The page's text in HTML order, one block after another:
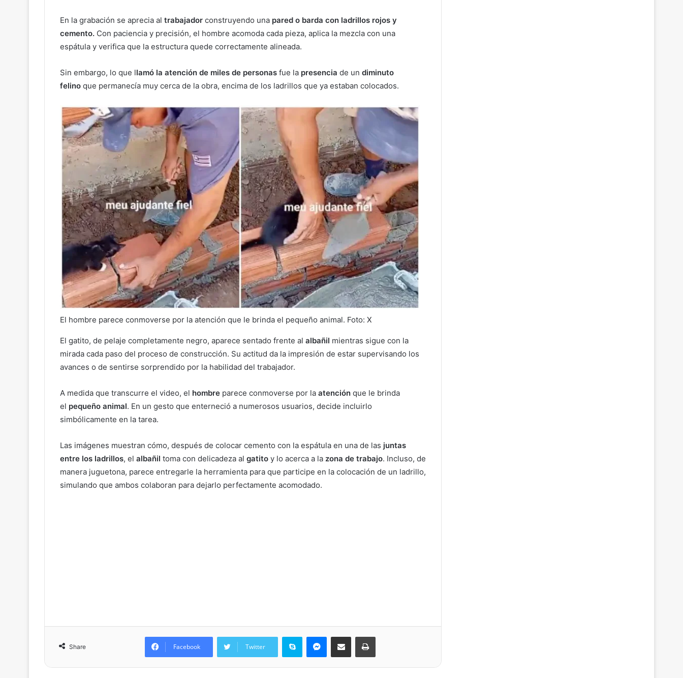
En la grabación se aprecia al trabajador construyendo una pared o barda con ladrillos rojos y
cemento. Con paciencia y precisión, el hombre acomoda cada pieza, aplica la mezcla con una
espátula y verifica que la estructura quede correctamente alineada.
Sin embargo, lo que llamó la atención de miles de personas fue la presencia de un diminuto
felino que permanecía muy cerca de la obra, encima de los ladrillos que ya estaban colocados.
El hombre parece conmoverse por la atención que le brinda el pequeño animal. Foto: X
El gatito, de pelaje completamente negro, aparece sentado frente al albañil mientras sigue con la
mirada cada paso del proceso de construcción. Su actitud da la impresión de estar supervisando los
avances o de sentirse sorprendido por la habilidad del trabajador.
A medida que transcurre el video, el hombre parece conmoverse por la atención que le brinda
el pequeño animal. En un gesto que enterneció a numerosos usuarios, decide incluirlo
simbólicamente en la tarea.
Las imágenes muestran cómo, después de colocar cemento con la espátula en una de las juntas
entre los ladrillos, el albañil toma con delicadeza al gatito y lo acerca a la zona de trabajo. Incluso, de
manera juguetona, parece entregarle la herramienta para que participe en la colocación de un ladrillo,
simulando que ambos colaboran para dejarlo perfectamente acomodado.
Share Facebook Twitter
Skype Messenger
Share via Email Print